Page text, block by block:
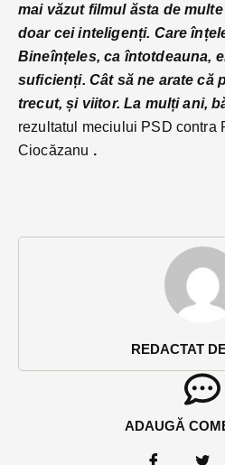
REDACTAT
ADAUGĂ
mai văzut filmul ăsta de
doar cei inteligenți. Care
Bineînțeles, ca întotdeauna,
suficienți. Cât să ne arate că
trecut, și viitor. La mulți ani,
rezultatul meciului PSD contra
Ciocăzanu .